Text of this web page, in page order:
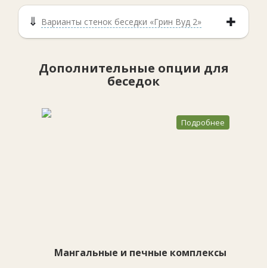
Варианты стенок беседки «Грин Вуд 2»
Дополнительные опции для
беседок
Подробнее
Мангальные и печные комплексы